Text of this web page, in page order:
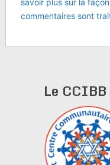
commentaires sont
Le CCIBB